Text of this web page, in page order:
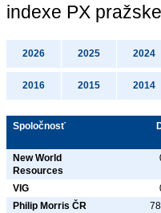
indexe PX
2026 2025 2024
2016 2015 2014
Spoločnosť
New World
Resources
VIG
Philip Morris ČR